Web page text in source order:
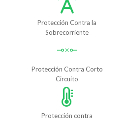
Protección Contra la
Sobrecorriente
Protección Contra Corto
Circuito
Protección contra